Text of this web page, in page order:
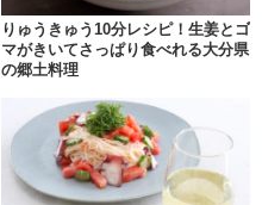
りゅうきゅう10分レシピ！生姜とゴ
マがきいてさっぱり食べれる大分県
の郷土料理